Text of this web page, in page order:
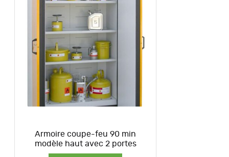
Armoire coupe-feu 90 min
modèle haut avec 2 portes